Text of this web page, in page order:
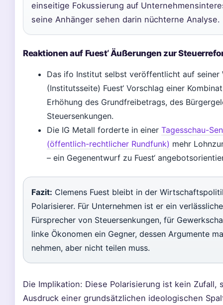
einseitige Fokussierung auf
seine Anhänger sehen darin nüchterne Analyse.
Reaktionen auf Fuest‘ Äußerungen zur
Das ifo Institut selbst veröffentlicht auf seiner
(Institutsseite) Fuest‘ Vorschlag einer
Erhöhung des Grundfreibetrags, des
Steuersenkungen.
Die IG Metall forderte in einer Tagesschau-
(öffentlich-rechtlicher Rundfunk) mehr
– ein Gegenentwurf zu Fuest‘
Fazit: Clemens Fuest bleibt in der
Polarisierer. Für Unternehmen ist er ein
Fürsprecher von Steuersenkungen, für
linke Ökonomen ein Gegner, dessen Argumente
nehmen, aber nicht teilen muss.
Die Implikation: Diese Polarisierung ist kein Zufall,
Ausdruck einer grundsätzlichen ideologischen